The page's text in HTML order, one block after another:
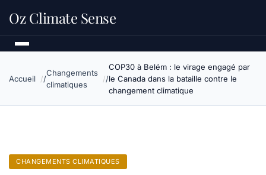
Oz Climate Sense
Accueil
Changements
climatiques
COP30 à Belém : le virage engagé par
le Canada dans la bataille contre le
changement climatique
CHANGEMENTS CLIMATIQUES